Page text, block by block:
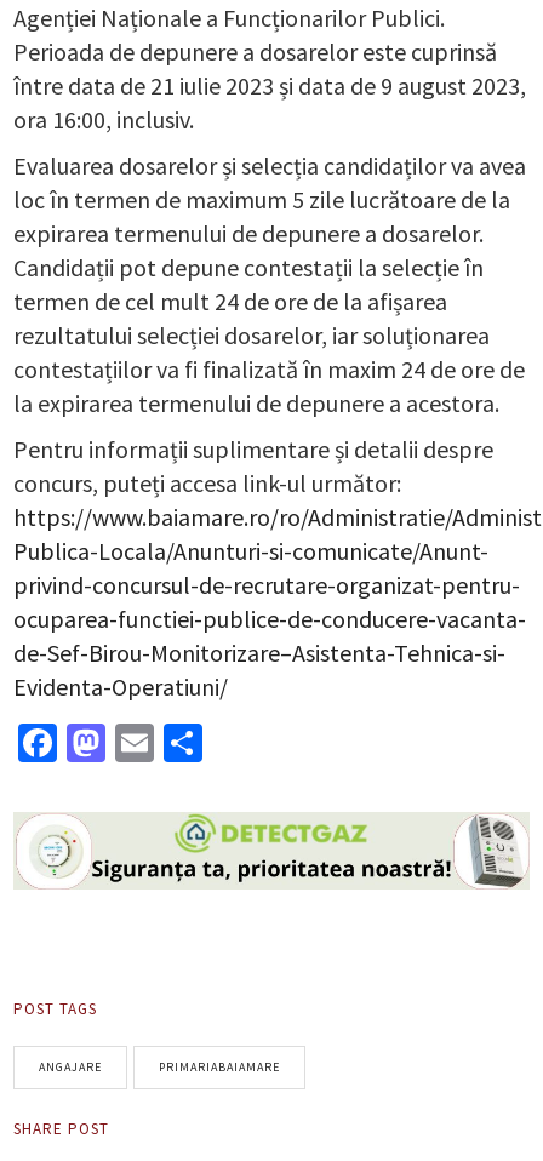
Agenției Naționale a Funcționarilor Publici.
Perioada de depunere a dosarelor este cuprinsă
între data de 21 iulie 2023 și data de 9 august 2023,
ora 16:00, inclusiv.
Evaluarea dosarelor și selecția candidaților va avea
loc în termen de maximum 5 zile lucrătoare de la
expirarea termenului de depunere a dosarelor.
Candidații pot depune contestații la selecție în
termen de cel mult 24 de ore de la afișarea
rezultatului selecției dosarelor, iar soluționarea
contestațiilor va fi finalizată în maxim 24 de ore de
la expirarea termenului de depunere a acestora.
Pentru informații suplimentare și detalii despre
concurs, puteți accesa link-ul următor:
https://www.baiamare.ro/ro/Administratie/
Publica-Locala/Anunturi-si-comunicate/Anunt-
privind-concursul-de-recrutare-organizat-pentru-
ocuparea-functiei-publice-de-conducere-vacanta-
de-Sef-Birou-Monitorizare–Asistenta-Tehnica-si-
Evidenta-Operatiuni/
Facebook
Mastodon
Email
POST TAGS
ANGAJARE PRIMARIABAIAMARE
SHARE POST